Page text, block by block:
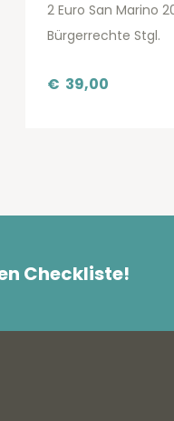
2 Euro San Marino
Bürgerrechte Stgl.
€ 39,00
Checkliste!